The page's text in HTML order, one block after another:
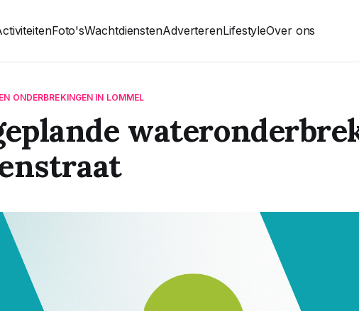
Foto'sWachtdienstenAdverterenLifestyleOver ons
ONDERBREKINGEN IN LOMMEL